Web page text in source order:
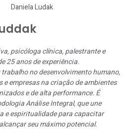
psicóloga clínica, palestrante e
25 anos de experiência.
no desenvolvimento humano,
e empresas na criação de ambientes
e de alta performance. É
Análise Integral, que une
e espiritualidade para capacitar
seu máximo potencial.